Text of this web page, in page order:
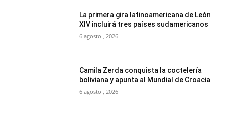
La primera gira latinoamericana de León
XIV incluirá tres países sudamericanos
6 agosto , 2026
Camila Zerda conquista la coctelería
boliviana y apunta al Mundial de Croacia
6 agosto , 2026